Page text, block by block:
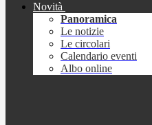
Novità
Panoramica
Le notizie
Le circolari
Calendario eventi
Albo online